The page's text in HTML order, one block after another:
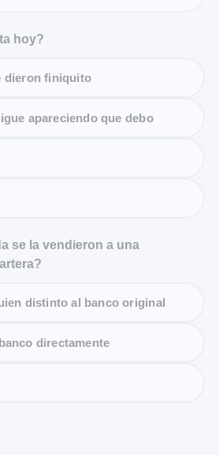
hoy?
dieron finiquito
apareciendo que debo
se la vendieron a una
distinto al banco original
directamente